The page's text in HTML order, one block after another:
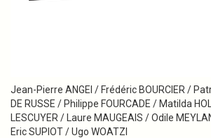
Jean-Pierre ANGEI / Frédéric BOURCIER /
DE RUSSE / Philippe FOURCADE / Matilda
LESCUYER / Laure MAUGEAIS / Odile
Eric SUPIOT / Ugo WOATZI